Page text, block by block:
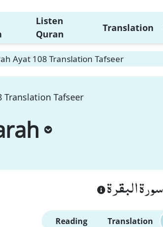
Listen
Quran
Translation
Ayat 108 Translation Tafseer
Translation Tafseer
سورة البقرة
Reading Translation